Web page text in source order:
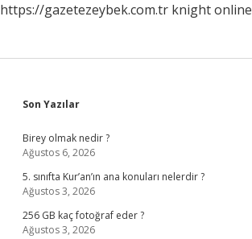
https://gazetezeybek.com.tr knight online
Sidebar
Son Yazılar
Birey olmak nedir ?
Ağustos 6, 2026
5. sınıfta Kur’an’ın ana konuları nelerdir ?
Ağustos 3, 2026
256 GB kaç fotoğraf eder ?
Ağustos 3, 2026